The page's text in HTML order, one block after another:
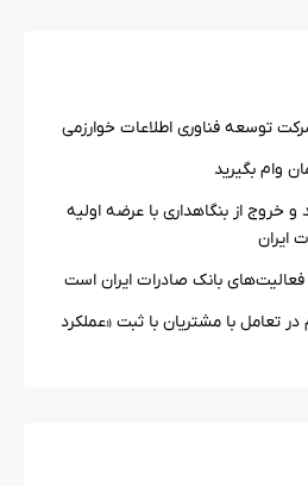
توسعه فناوری اطلاعات خوارزمی
و خروج از بنگاهداری با عرضه اولیه
ایران
فعالیت‌های بانک صادرات ایران است
تعامل با مشتریان با ثبت «عملکرد